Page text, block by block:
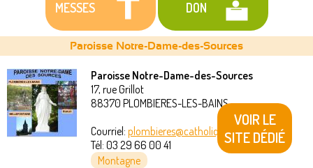
MESSES
DON
Vous
êtes
Paroisse Notre-Dame-des-Sources
Paroisse Notre-Dame-des-Sources
17, rue Grillot
88370 PLOMBIERES-LES-BAINS
Courriel: plombieres@catholique88.fr
Tél: 03 29 66 00 41
Montagne
VOIR LE
SITE DÉDIÉ